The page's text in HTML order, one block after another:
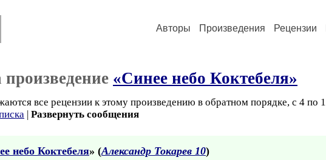
Авторы Произведения Рецензии
«Синее небо Коктебеля»
все рецензии к этому произведению в обратном порядке, с 4 по 1
| Развернуть сообщения
небо Коктебеля» (Александр Токарев 10)